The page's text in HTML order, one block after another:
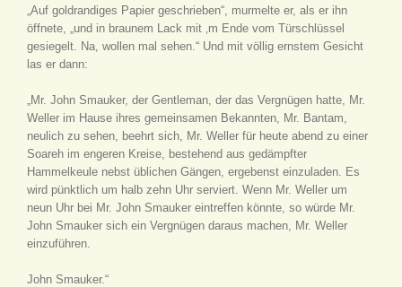
„Auf goldrandiges Papier geschrieben“, murmelte er, als er ihn
öffnete, „und in braunem Lack mit ‚m Ende vom Türschlüssel
gesiegelt. Na, wollen mal sehen.“ Und mit völlig ernstem Gesicht
las er dann:
„Mr. John Smauker, der Gentleman, der das Vergnügen hatte, Mr.
Weller im Hause ihres gemeinsamen Bekannten, Mr. Bantam,
neulich zu sehen, beehrt sich, Mr. Weller für heute abend zu einer
Soareh im engeren Kreise, bestehend aus gedämpfter
Hammelkeule nebst üblichen Gängen, ergebenst einzuladen. Es
wird pünktlich um halb zehn Uhr serviert. Wenn Mr. Weller um
neun Uhr bei Mr. John Smauker eintreffen könnte, so würde Mr.
John Smauker sich ein Vergnügen daraus machen, Mr. Weller
einzuführen.
John Smauker.“